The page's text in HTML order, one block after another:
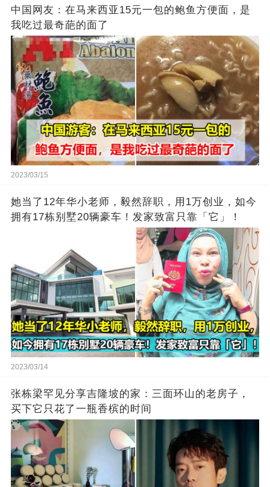
中国网友：在马来西亚15元一包的鲍鱼方便面，是
我吃过最奇葩的面了
2023/03/15
她当了12年华小老师，毅然辞职，用1万创业，如今
拥有17栋别墅20辆豪车！发家致富只靠「它」！
2023/03/14
张栋梁罕见分享吉隆坡的家：三面环山的老房子，
买下它只花了一瓶香槟的时间